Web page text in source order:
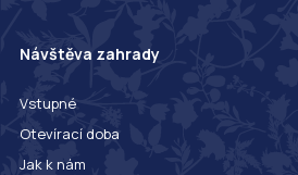
Návštěva zahrady
Vstupné
Otevírací doba
Jak k nám